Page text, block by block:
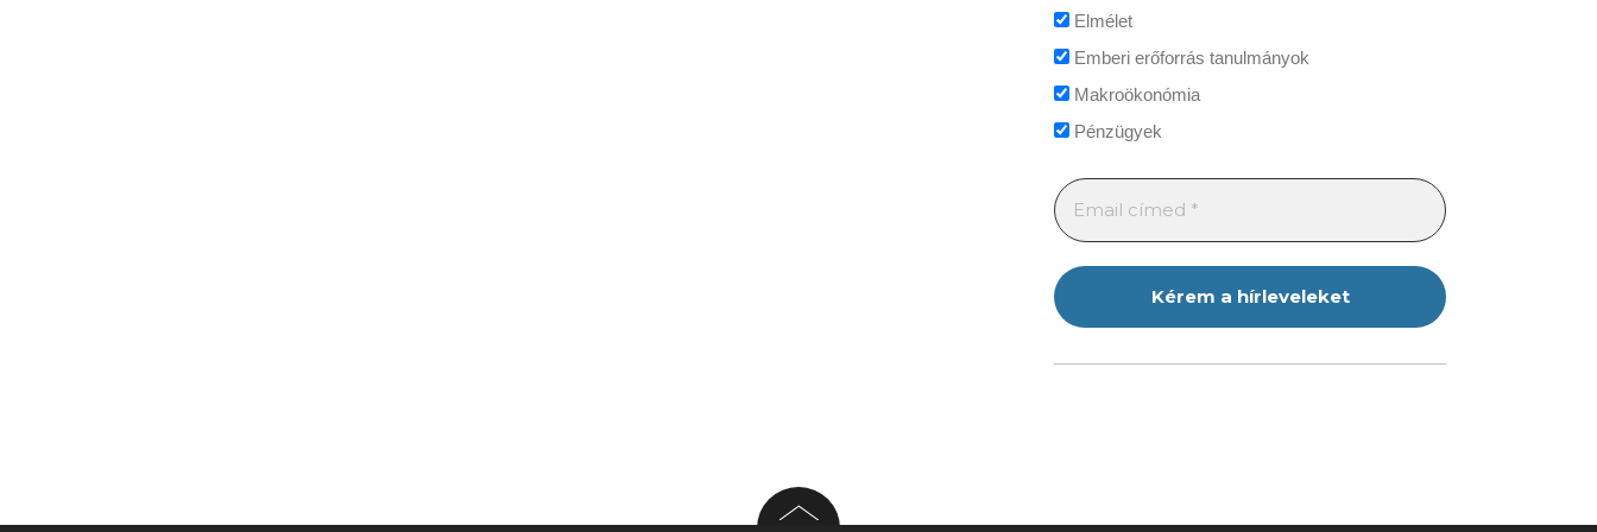
Elmélet
Emberi erőforrás tanulmányok
Makroökonómia
Pénzügyek